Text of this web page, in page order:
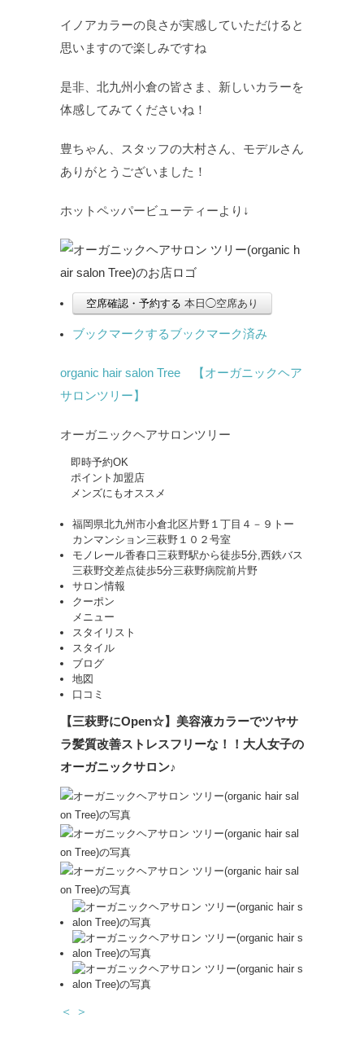
イノアカラーの良さが実感していただけると
思いますので楽しみですね
是非、北九州小倉の皆さま、新しいカラーを
体感してみてくださいね！
豊ちゃん、スタッフの大村さん、モデルさん
ありがとうございました！
ホットペッパービューティーより↓
空席確認・予約する 本日◯空席あり
ブックマークするブックマーク済み
organic hair salon Tree 【オーガニックヘア
サロンツリー】
オーガニックヘアサロンツリー
即時予約OK
ポイント加盟店
メンズにもオススメ
福岡県北九州市小倉北区片野１丁目４－９トー
カンマンション三萩野１０２号室
モノレール香春口三萩野駅から徒歩5分,西鉄バス
三萩野交差点徒歩5分三萩野病院前片野
サロン情報
クーポン
メニュー
スタイリスト
スタイル
ブログ
地図
口コミ
【三萩野にOpen☆】美容液カラーでツヤサ
ラ髪質改善ストレスフリーな！！大人女子の
オーガニックサロン♪
＜ ＞